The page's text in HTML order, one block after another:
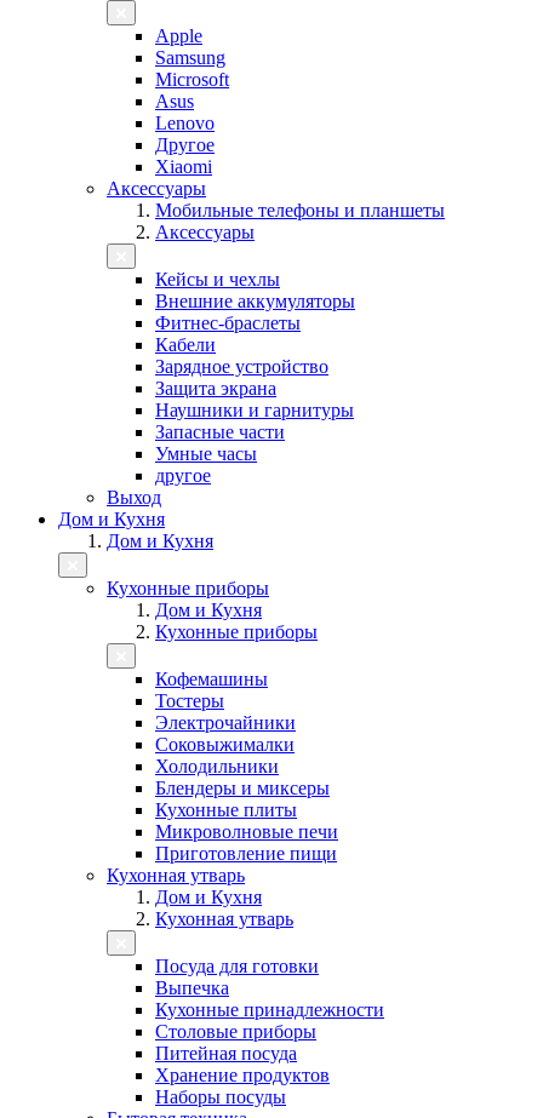
Apple
Samsung
Microsoft
Asus
Lenovo
Другое
Xiaomi
Аксессуары
Мобильные телефоны и планшеты
Аксессуары
Кейсы и чехлы
Внешние аккумуляторы
Фитнес-браслеты
Кабели
Зарядное устройство
Защита экрана
Наушники и гарнитуры
Запасные части
Умные часы
другое
Выход
Дом и Кухня
Дом и Кухня
Кухонные приборы
Дом и Кухня
Кухонные приборы
Кофемашины
Тостеры
Электрочайники
Соковыжималки
Холодильники
Блендеры и миксеры
Кухонные плиты
Микроволновые печи
Приготовление пищи
Кухонная утварь
Дом и Кухня
Кухонная утварь
Посуда для готовки
Выпечка
Кухонные принадлежности
Столовые приборы
Питейная посуда
Хранение продуктов
Наборы посуды